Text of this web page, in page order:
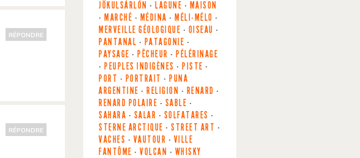
RÉPONDRE
RÉPONDRE
JÖKULSÁRLÓN - LAGUNE - MAISON
- MARCHÉ - MÉDINA - MÉLI-MÉLO -
MERVEILLE GÉOLOGIQUE - OISEAU -
PANTANAL - PATAGONIE -
PAYSAGE - PÊCHEUR - PÉLÉRINAGE
- PEUPLES INDIGÈNES - PISTE -
PORT - PORTRAIT - PUNA
ARGENTINE - RELIGION - RENARD -
RENARD POLAIRE - SABLE -
SAHARA - SALAR - SOLFATARES -
STERNE ARCTIQUE - STREET ART -
VACHES - VAUTOUR - VILLE
FANTÔME - VOLCAN - WHISKY